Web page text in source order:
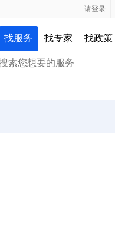
请登录
找服务 找专家 找政策